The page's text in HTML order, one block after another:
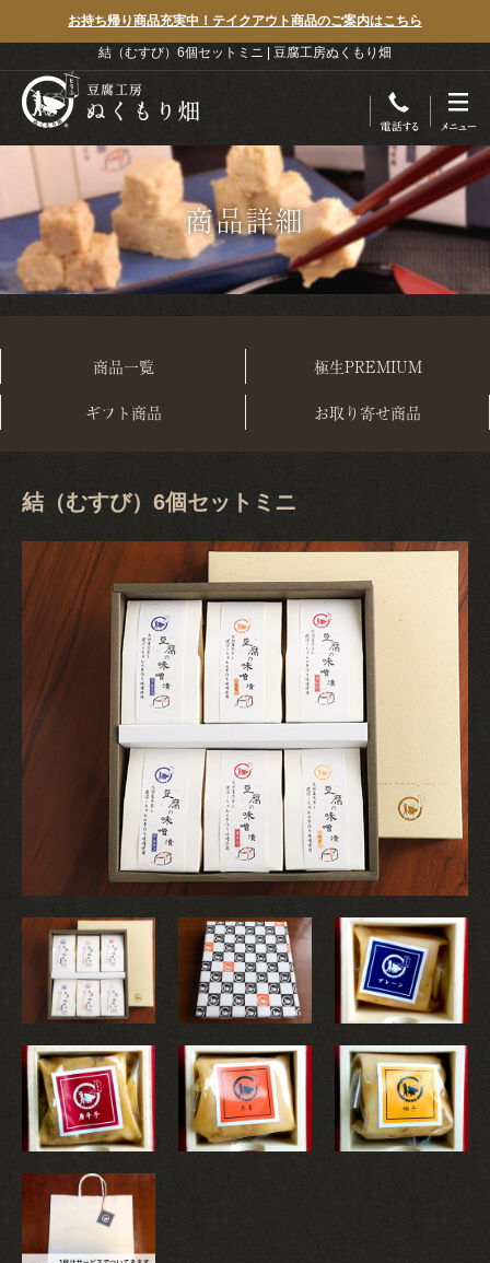
お持ち帰り商品充実中！テイクアウト商品のご案内はこちら
結（むすび）6個セットミニ | 豆腐工房ぬくもり畑
商品詳細
商品一覧 極生PREMIUM
ギフト商品 お取り寄せ商品
結（むすび）6個セットミニ